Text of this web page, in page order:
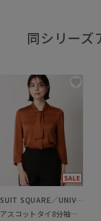
同シリーズ
SUIT SQUARE／UNIVERSAL LANGUAGE／WHITE
アスコットタイ8分袖ブラウス